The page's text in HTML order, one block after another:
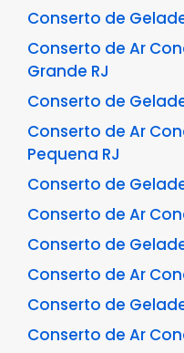
Conserto de
Conserto de Ar
Grande RJ
Conserto de
Conserto de Ar
Pequena RJ
Conserto de
Conserto de Ar
Conserto de
Conserto de Ar
Conserto de
Conserto de Ar